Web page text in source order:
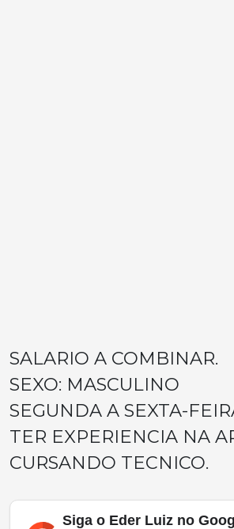
SALARIO A COMBINAR.
SEXO: MASCULINO
SEGUNDA A SEXTA-
TER EXPERIENCIA NA
CURSANDO TECNICO.
Siga o Eder Luiz no